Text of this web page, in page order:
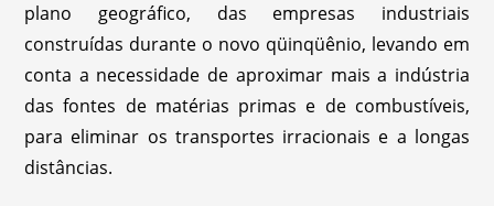
plano geográfico, das empresas industriais
construídas durante o novo qüinqüênio, levando em
conta a necessidade de aproximar mais a indústria
das fontes de matérias primas e de combustíveis,
para eliminar os transportes irracionais e a longas
distâncias.